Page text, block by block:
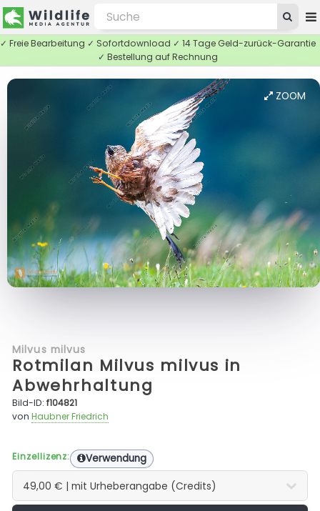
✓ Freie Bearbeitung ✓ Sofortdownload ✓ 14 Tage Geld-zurück-Garantie
✓ Bestellung auf Rechnung
ZOOM
Milvus milvus
Rotmilan Milvus milvus in
Abwehrhaltung
Bild-ID:f104821
vonHaubner Friedrich
Einzellizenz: Verwendung